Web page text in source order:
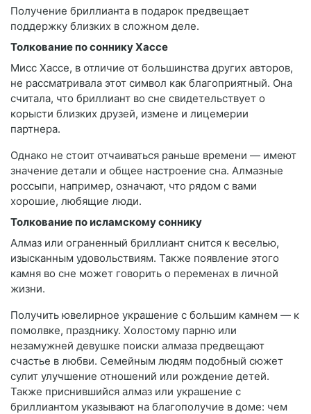
Получение бриллианта в подарок предвещает
поддержку близких в сложном деле.
Толкование по соннику Хассе
Мисс Хассе, в отличие от большинства других авторов,
не рассматривала этот символ как благоприятный. Она
считала, что бриллиант во сне свидетельствует о
корысти близких друзей, измене и лицемерии
партнера.
Однако не стоит отчаиваться раньше времени — имеют
значение детали и общее настроение сна. Алмазные
россыпи, например, означают, что рядом с вами
хорошие, любящие люди.
Толкование по исламскому соннику
Алмаз или ограненный бриллиант снится к веселью,
изысканным удовольствиям. Также появление этого
камня во сне может говорить о переменах в личной
жизни.
Получить ювелирное украшение с большим камнем — к
помолвке, празднику. Холостому парню или
незамужней девушке поиски алмаза предвещают
счастье в любви. Семейным людям подобный сюжет
сулит улучшение отношений или рождение детей.
Также приснившийся алмаз или украшение с
бриллиантом указывают на благополучие в доме: чем